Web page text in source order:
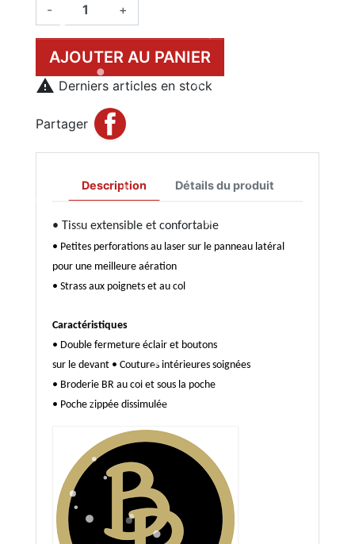
- +
AJOUTER AU PANIER
 Derniers articles en stock
Partager
Description Détails du produit
• Tissu extensible et confortable
• Petites perforations au laser sur le panneau latéral
pour une meilleure aération
• Strass aux poignets et au col
Caractéristiques
• Double fermeture éclair et boutons
sur le devant • Coutures intérieures soignées
• Broderie BR au col et sous la poche
• Poche zippée dissimulée